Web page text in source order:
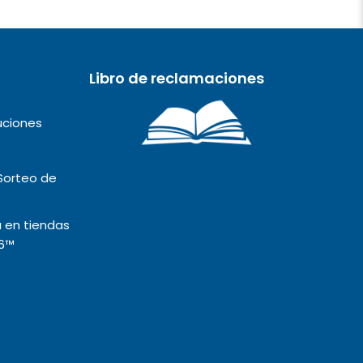
de
tiendas
Libro de reclamaciones